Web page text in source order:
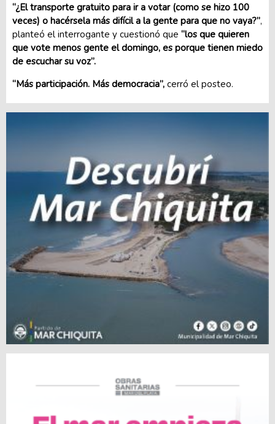
“¿El transporte gratuito para ir a votar (como se hizo 100
veces) o hacérsela más difícil a la gente para que no vaya?”,
planteó el interrogante y cuestionó que “los que quieren
que vote menos gente el domingo, es porque tienen miedo
de escuchar su voz”.
“Más participación. Más democracia”, cerró el posteo.